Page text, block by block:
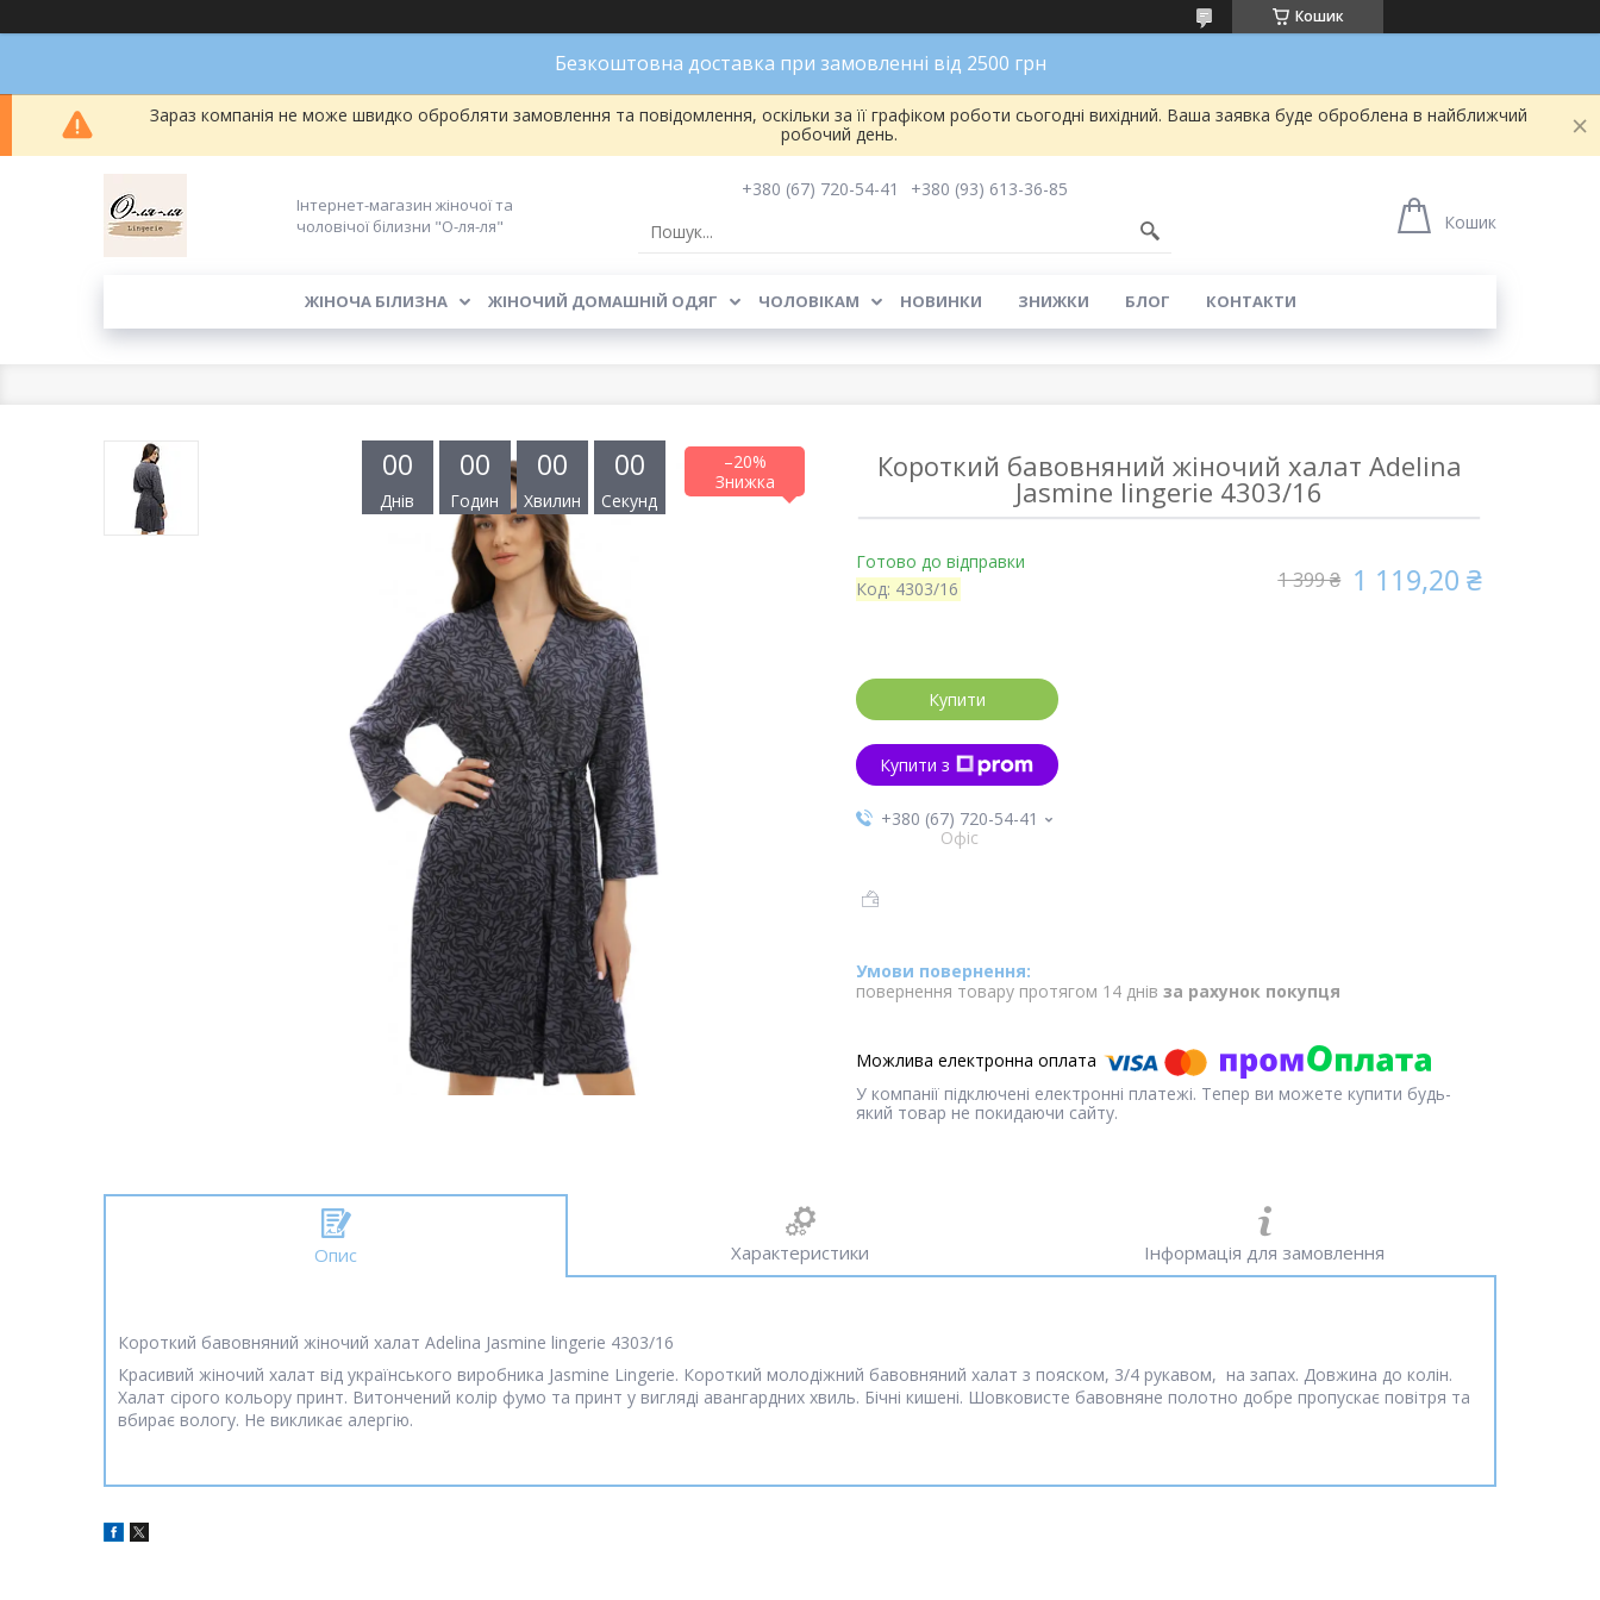
Кошик
Безкоштовна доставка при замовленні від 2500 грн
Зараз компанія не може швидко обробляти замовлення та повідомлення, оскільки за її графіком роботи сьогодні вихідний. Ваша заявка буде оброблена в найближчий
робочий день.
Інтернет-магазин жіночої та
чоловічої білизни "О-ля-ля"
+380 (67) 720-54-41
+380 (93) 613-36-85
Кошик
ЖІНОЧА БІЛИЗНА ЖІНОЧИЙ ДОМАШНІЙ ОДЯГ ЧОЛОВІКАМ НОВИНКИ ЗНИЖКИ БЛОГ КОНТАКТИ
–20%
00
Днів
00
Годин
00
Хвилин
00
Секунд
Короткий бавовняний жіночий халат Adelina
Jasmine lingerie 4303/16
Готово до відправки
Код: 4303/16 1 399 ₴ 1 119,20 ₴
Купити
Купити з
+380 (67) 720-54-41
Офіс
повернення товару протягом 14 днів за рахунок покупця
У компанії підключені електронні платежі. Тепер ви можете купити будь-
який товар не покидаючи сайту.
Опис Характеристики Інформація для замовлення
Короткий бавовняний жіночий халат Adelina Jasmine lingerie 4303/16
Красивий жіночий халат від українського виробника Jasmine Lingerie. Короткий молодіжний бавовняний халат з пояском, 3/4 рукавом, на запах. Довжина до колін.
Халат сірого кольору принт. Витончений колір фумо та принт у вигляді авангардних хвиль. Бічні кишені. Шовковисте бавовняне полотно добре пропускає повітря та
вбирає вологу. Не викликає алергію.